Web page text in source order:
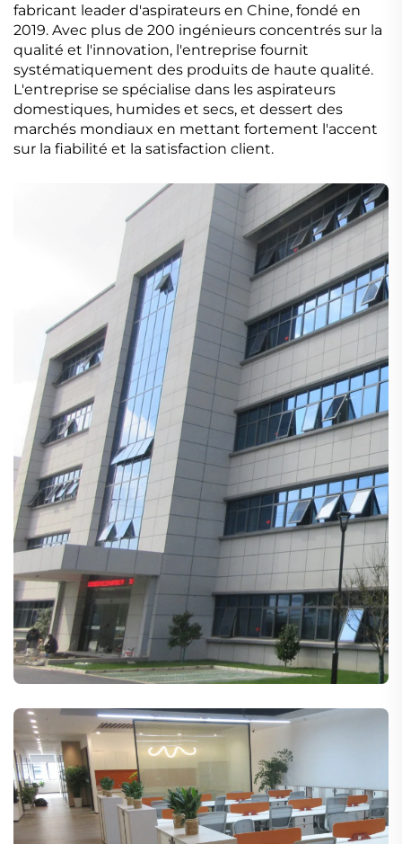
fabricant leader d'aspirateurs en Chine, fondé en
2019. Avec plus de 200 ingénieurs concentrés sur la
qualité et l'innovation, l'entreprise fournit
systématiquement des produits de haute qualité.
L'entreprise se spécialise dans les aspirateurs
domestiques, humides et secs, et dessert des
marchés mondiaux en mettant fortement l'accent
sur la fiabilité et la satisfaction client.